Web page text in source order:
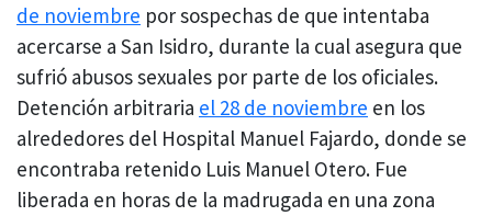
de noviembre por sospechas de que intentaba
acercarse a San Isidro, durante la cual asegura que
sufrió abusos sexuales por parte de los oficiales.
Detención arbitraria el 28 de noviembre en los
alrededores del Hospital Manuel Fajardo, donde se
encontraba retenido Luis Manuel Otero. Fue
liberada en horas de la madrugada en una zona